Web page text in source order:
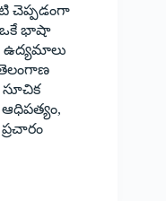
చెప్పడంగా
ఒకే భాషా
సూచిక